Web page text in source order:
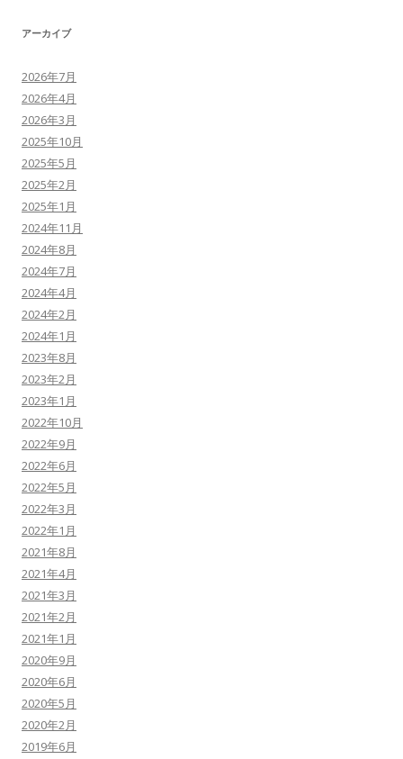
アーカイブ
2026年7月
2026年4月
2026年3月
2025年10月
2025年5月
2025年2月
2025年1月
2024年11月
2024年8月
2024年7月
2024年4月
2024年2月
2024年1月
2023年8月
2023年2月
2023年1月
2022年10月
2022年9月
2022年6月
2022年5月
2022年3月
2022年1月
2021年8月
2021年4月
2021年3月
2021年2月
2021年1月
2020年9月
2020年6月
2020年5月
2020年2月
2019年6月